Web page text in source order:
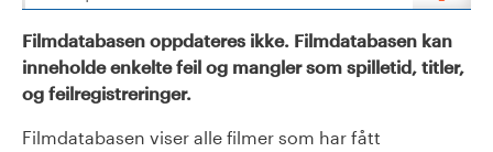
Filmdatabasen oppdateres ikke. Filmdatabasen kan
inneholde enkelte feil og mangler som spilletid, titler,
og feilregistreringer.
Filmdatabasen viser alle filmer som har fått